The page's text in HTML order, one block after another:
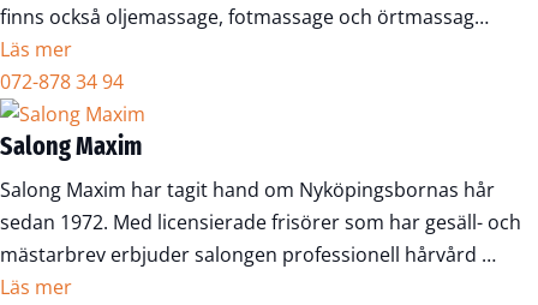
finns också oljemassage, fotmassage och örtmassag…
Läs mer
072-878 34 94
Salong Maxim
Salong Maxim har tagit hand om Nyköpingsbornas hår
sedan 1972. Med licensierade frisörer som har gesäll- och
mästarbrev erbjuder salongen professionell hårvård …
Läs mer